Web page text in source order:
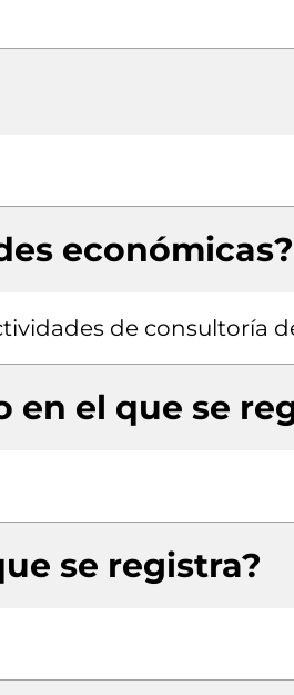
económicas?
de consultoría
en el que se
se registra?